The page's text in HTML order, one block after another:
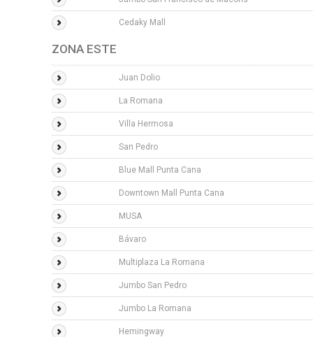
Cedaky Mall
ZONA ESTE
Juan Dolio
La Romana
Villa Hermosa
San Pedro
Blue Mall Punta Cana
Downtown Mall Punta Cana
MUSA
Bávaro
Multiplaza La Romana
Jumbo San Pedro
Jumbo La Romana
Hemingway